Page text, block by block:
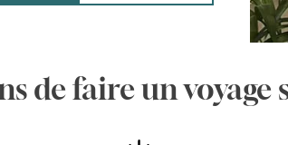
de faire un